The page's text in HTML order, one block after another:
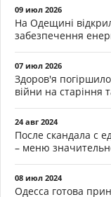
09 июл 2026
На Одещині
забезпечення
07 июл 2026
Здоров'я
війни на старіння
24 авг 2024
После скандала с
– меню
08 июл 2024
Одесса готова